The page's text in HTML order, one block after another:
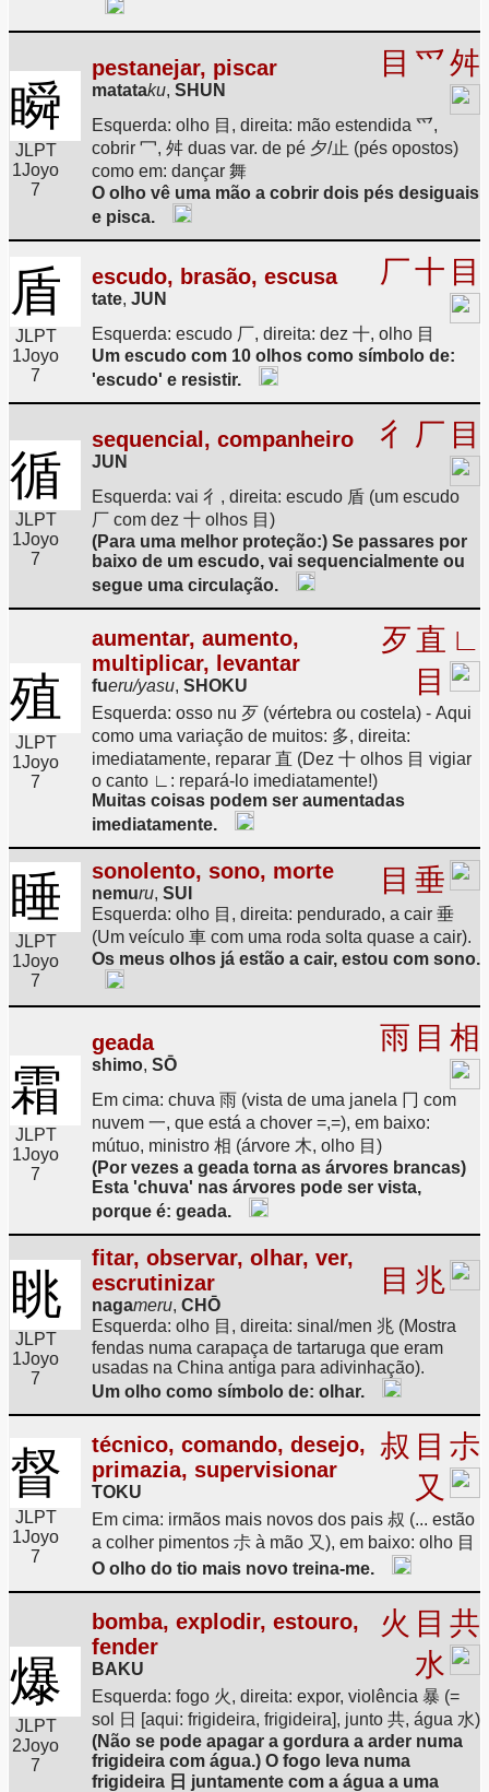
瞬
JLPT
1Joyo
7
pestanejar, piscar
matataku, SHUN
目 爫舛
Esquerda: olho 目, direita: mão estendida 爫,
cobrir 冖, 舛 duas var. de pé 夕/止 (pés opostos)
como em: dançar 舞
O olho vê uma mão a cobrir dois pés desiguais
e pisca.
盾
JLPT
1Joyo
7
escudo, brasão, escusa
tate, JUN
厂十 目
Esquerda: escudo 厂, direita: dez 十, olho 目
Um escudo com 10 olhos como símbolo de:
'escudo' e resistir.
循
JLPT
1Joyo
7
sequencial, companheiro
JUN
彳 厂 目
Esquerda: vai 彳, direita: escudo 盾 (um escudo
厂 com dez 十 olhos 目)
(Para uma melhor proteção:) Se passares por
baixo de um escudo, vai sequencialmente ou
segue uma circulação.
殖
JLPT
1Joyo
7
aumentar, aumento,
multiplicar, levantar
fueru/yasu, SHOKU
歹直 ∟
目
Esquerda: osso nu 歹 (vértebra ou costela) - Aqui
como uma variação de muitos: 多, direita:
imediatamente, reparar 直 (Dez 十 olhos 目 vigiar
o canto ∟: repará-lo imediatamente!)
Muitas coisas podem ser aumentadas
imediatamente.
睡
JLPT
1Joyo
7
sonolento, sono, morte
nemuru, SUI 目 垂
Esquerda: olho 目, direita: pendurado, a cair 垂
(Um veículo 車 com uma roda solta quase a cair).
Os meus olhos já estão a cair, estou com sono.
霜
JLPT
1Joyo
7
geada
shimo, SŌ
雨 目 相
Em cima: chuva 雨 (vista de uma janela 冂 com
nuvem 一, que está a chover =,=), em baixo:
mútuo, ministro 相 (árvore 木, olho 目)
(Por vezes a geada torna as árvores brancas)
Esta 'chuva' nas árvores pode ser vista,
porque é: geada.
眺
JLPT
1Joyo
7
fitar, observar, olhar, ver,
escrutinizar
nagameru, CHŌ
目 兆
Esquerda: olho 目, direita: sinal/men 兆 (Mostra
fendas numa carapaça de tartaruga que eram
usadas na China antiga para adivinhação).
Um olho como símbolo de: olhar.
督
JLPT
1Joyo
7
técnico, comando, desejo,
primazia, supervisionar
TOKU
叔 目 尗
又
Em cima: irmãos mais novos dos pais 叔 (... estão
a colher pimentos 尗 à mão 又), em baixo: olho 目
O olho do tio mais novo treina-me.
爆
JLPT
2Joyo
7
bomba, explodir, estouro,
fender
BAKU
火 目 共
水
Esquerda: fogo 火, direita: expor, violência 暴 (=
sol 日 [aqui: frigideira, frigideira], junto 共, água 水)
(Não se pode apagar a gordura a arder numa
frigideira com água.) O fogo leva numa
frigideira 日 juntamente com a água a uma